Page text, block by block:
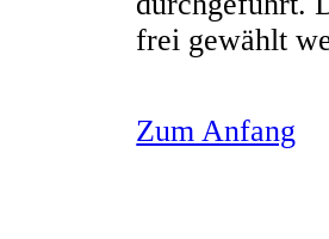
frei gewählt
Zum Anfang